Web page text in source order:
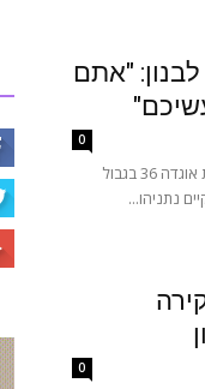
"אתם
0
ראש הממשלה בנימין נתניהו ערך היום (ראשון) ביקור מיוחד במפקדת אוגדה 36 בגבול
נתניהו...
0